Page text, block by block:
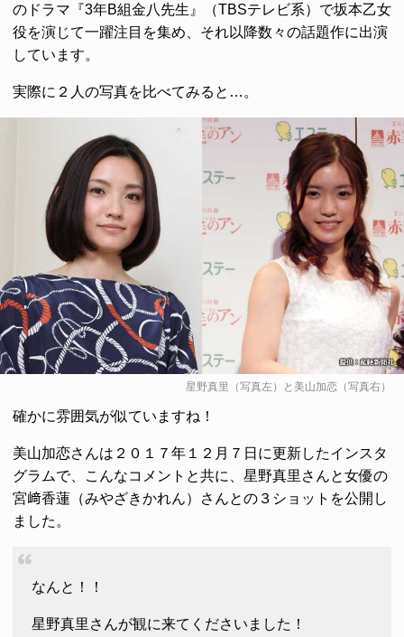
のドラマ『3年B組金八先生』（TBSテレビ系）で坂本乙女
役を演じて一躍注目を集め、それ以降数々の話題作に出演
しています。
実際に２人の写真を比べてみると…。
星野真里（写真左）と美山加恋（写真右）
確かに雰囲気が似ていますね！
美山加恋さんは２０１７年１２月７日に更新したインスタ
グラムで、こんなコメントと共に、星野真里さんと女優の
宮﨑香蓮（みやざきかれん）さんとの３ショットを公開し
ました。
なんと！！
星野真里さんが観に来てくださいました！